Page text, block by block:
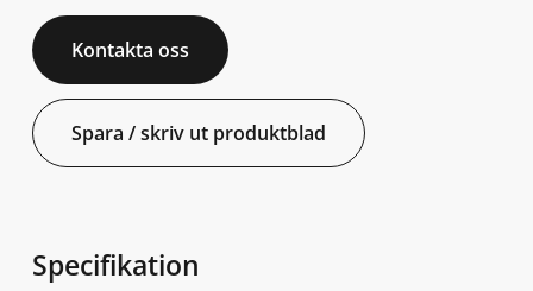
Kontakta oss
Spara / skriv ut produktblad
Specifikation